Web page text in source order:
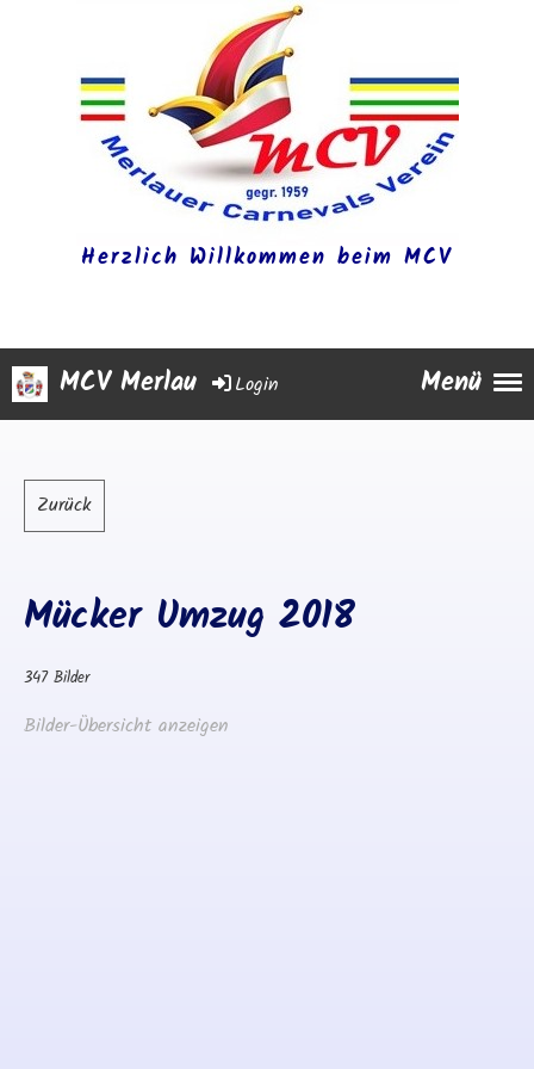
Herzlich Willkommen beim MCV
Menü
Login
MCV Merlau
Zurück
Mücker Umzug 2018
347 Bilder
Bilder-Übersicht anzeigen